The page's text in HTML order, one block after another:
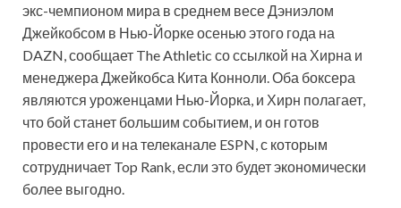
экс-чемпионом мира в среднем весе Дэниэлом
Джейкобсом в Нью-Йорке осенью этого года на
DAZN, сообщает The Athletic со ссылкой на Хирна и
менеджера Джейкобса Кита Конноли. Оба боксера
являются уроженцами Нью-Йорка, и Хирн полагает,
что бой станет большим событием, и он готов
провести его и на телеканале ESPN, с которым
сотрудничает Top Rank, если это будет экономически
более выгодно.